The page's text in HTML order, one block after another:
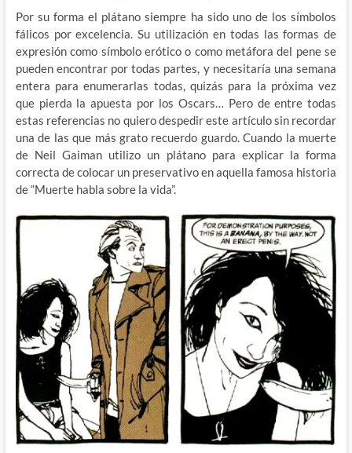
Por su forma el plátano siempre ha sido uno de los símbolos
fálicos por excelencia. Su utilización en todas las formas de
expresión como símbolo erótico o como metáfora del pene se
pueden encontrar por todas partes, y necesitaría una semana
entera para enumerarlas todas, quizás para la próxima vez
que pierda la apuesta por los Oscars… Pero de entre todas
estas referencias no quiero despedir este artículo sin recordar
una de las que más grato recuerdo guardo. Cuando la muerte
de Neil Gaiman utilizo un plátano para explicar la forma
correcta de colocar un preservativo en aquella famosa historia
de “Muerte habla sobre la vida”.